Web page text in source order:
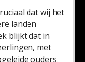
dat wij het
landen
blijkt dat in
met
ouders.